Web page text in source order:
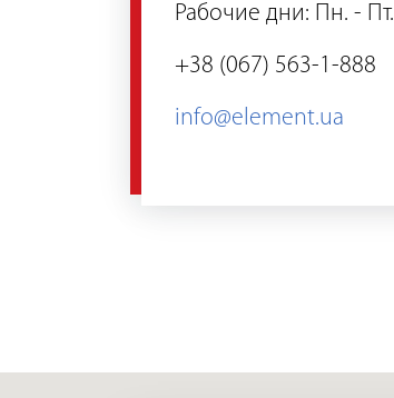
Рабочие дни: Пн. - Пт.
+38 (067) 563-1-888
info@element.ua